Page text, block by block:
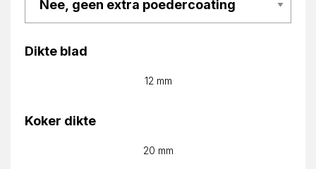
Dikte blad
12 mm
Koker dikte
20 mm